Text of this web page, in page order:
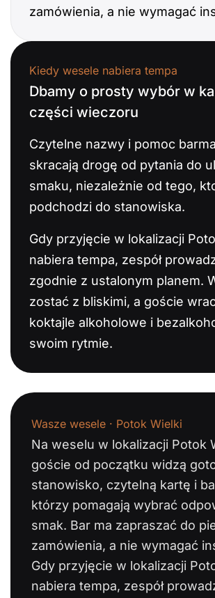
zamówienia, a nie wymagać
Kiedy wesele nabiera tempa
Dbamy o prosty wybór w
części wieczoru
Czytelne nazwy i pomoc
skracają drogę od pytania do
smaku, niezależnie od tego,
podchodzi do stanowiska.
Gdy przyjęcie w lokalizacji
nabiera tempa, zespół
zgodnie z ustalonym planem.
zostać z bliskimi, a goście
koktajle alkoholowe i
swoim rytmie.
Wasze wesele · Potok Wielki
Na weselu w lokalizacji Potok
goście od początku widzą
stanowisko, czytelną kartę i
którzy pomagają wybrać
smak. Bar ma zapraszać do
zamówienia, a nie wymagać
Gdy przyjęcie w lokalizacji
nabiera tempa, zespół